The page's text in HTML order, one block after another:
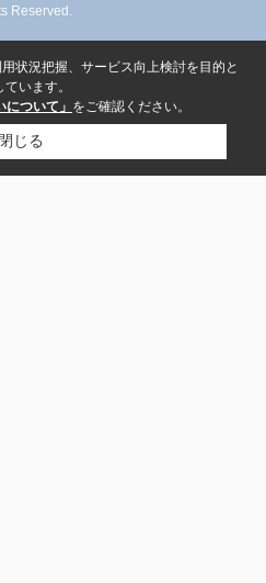
Reserved.
状況把握、サービス向上検討を目的と
います。
について」 をご確認ください。
閉じる